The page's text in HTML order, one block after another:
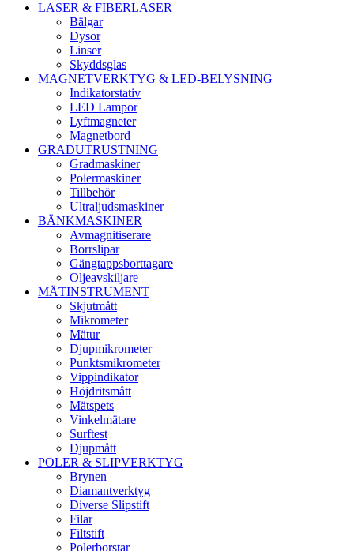
LASER & FIBERLASER
Bälgar
Dysor
Linser
Skyddsglas
MAGNETVERKTYG & LED-BELYSNING
Indikatorstativ
LED Lampor
Lyftmagneter
Magnetbord
GRADUTRUSTNING
Gradmaskiner
Polermaskiner
Tillbehör
Ultraljudsmaskiner
BÄNKMASKINER
Avmagnitiserare
Borrslipar
Gängtappsborttagare
Oljeavskiljare
MÄTINSTRUMENT
Skjutmått
Mikrometer
Mätur
Djupmikrometer
Punktsmikrometer
Vippindikator
Höjdritsmått
Mätspets
Vinkelmätare
Surftest
Djupmått
POLER & SLIPVERKTYG
Brynen
Diamantverktyg
Diverse Slipstift
Filar
Filtstift
Polerborstar